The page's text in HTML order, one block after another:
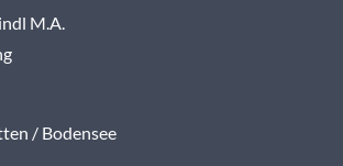
M.A.
/ Bodensee